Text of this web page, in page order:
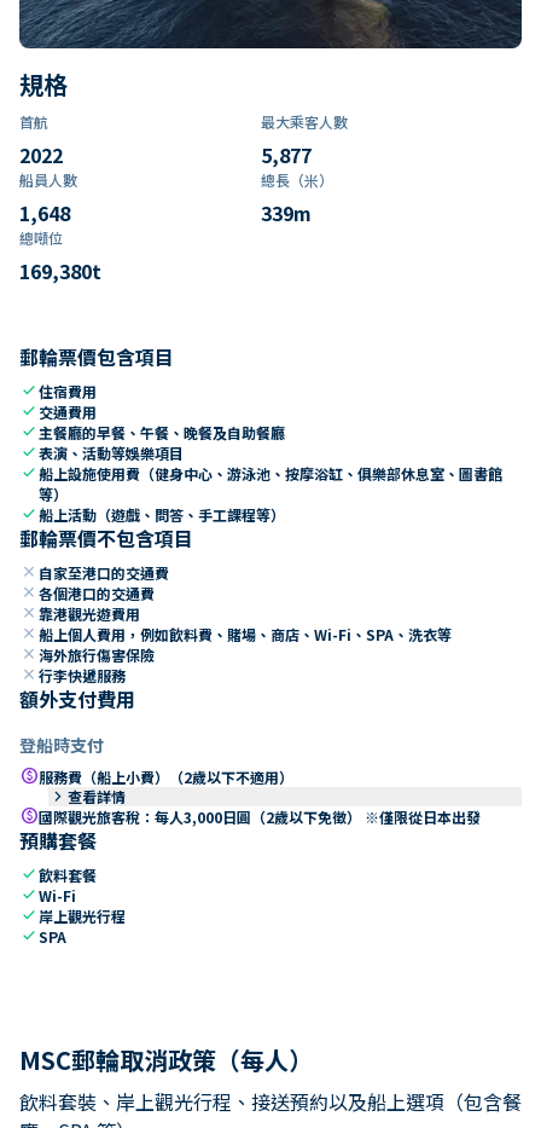
規格
首航
2022
最大乘客人數
5,877
船員人數
1,648
總長（米）
339m
總噸位
169,380t
郵輪票價包含項目
check住宿費用
check 交通費用
check 主餐廳的早餐、午餐、晚餐及自助餐廳
check表演、活動等娛樂項目
check船上設施使用費（健身中心、游泳池、按摩浴缸、俱樂部休息室、圖書館
等）
check船上活動（遊戲、問答、手工課程等）
郵輪票價不包含項目
close 自家至港口的交通費
close 各個港口的交通費
close 靠港觀光遊費用
close 船上個人費用，例如飲料費、賭場、商店、Wi-Fi、SPA、洗衣等
close 海外旅行傷害保險
close 行李快遞服務
額外支付費用
登船時支付
paid服務費（船上小費）（2歲以下不適用）
keyboard_arrow_right 查看詳情
paid國際觀光旅客稅：每人3,000日圓（2歲以下免徵） ※僅限從日本出發
預購套餐
check飲料套餐
checkWi-Fi
check 岸上觀光行程
checkSPA
MSC郵輪取消政策（每人）
飲料套裝、岸上觀光行程、接送預約以及船上選項（包含餐